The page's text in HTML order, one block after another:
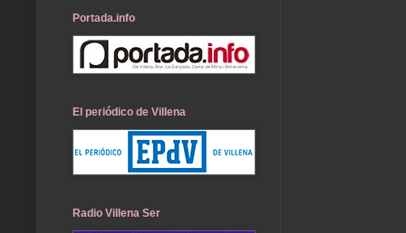
Portada.info
El periódico de Villena
Radio Villena Ser